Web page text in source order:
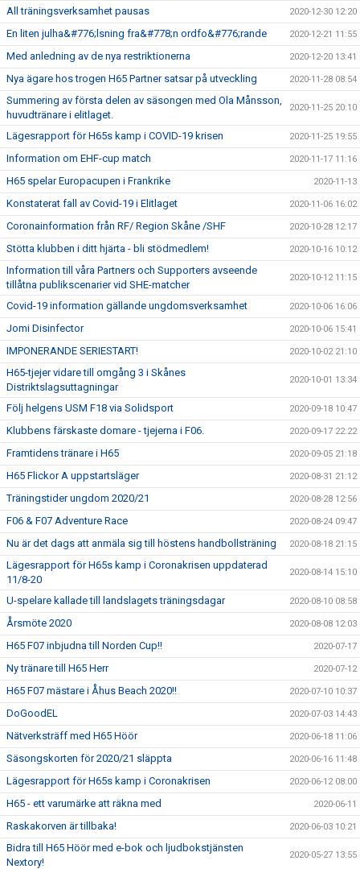
All träningsverksamhet pausas 2020-12-30 12:20
En liten julha&#776;lsning fra&#778;n ordfo&#776;rande 2020-12-21 11:55
Med anledning av de nya restriktionerna 2020-12-20 13:41
Nya ägare hos trogen H65 Partner satsar på utveckling 2020-11-28 08:54
Summering av första delen av säsongen med Ola Månsson,
huvudtränare i elitlaget.
2020-11-25 20:10
Lägesrapport för H65s kamp i COVID-19 krisen 2020-11-25 19:55
Information om EHF-cup match 2020-11-17 11:16
H65 spelar Europacupen i Frankrike 2020-11-13
Konstaterat fall av Covid-19 i Elitlaget 2020-11-06 16:02
Coronainformation från RF/ Region Skåne /SHF 2020-10-28 12:17
Stötta klubben i ditt hjärta - bli stödmedlem! 2020-10-16 10:12
Information till våra Partners och Supporters avseende
tillåtna publikscenarier vid SHE-matcher
2020-10-12 11:15
Covid-19 information gällande ungdomsverksamhet 2020-10-06 16:06
Jomi Disinfector 2020-10-06 15:41
IMPONERANDE SERIESTART! 2020-10-02 21:10
H65-tjejer vidare till omgång 3 i Skånes
Distriktslagsuttagningar
2020-10-01 13:34
Följ helgens USM F18 via Solidsport 2020-09-18 10:47
Klubbens färskaste domare - tjejerna i F06. 2020-09-17 22:22
Framtidens tränare i H65 2020-09-05 21:18
H65 Flickor A uppstartsläger 2020-08-31 21:12
Träningstider ungdom 2020/21 2020-08-28 12:56
F06 & F07 Adventure Race 2020-08-24 09:47
Nu är det dags att anmäla sig till höstens handbollsträning 2020-08-18 21:15
Lägesrapport för H65s kamp i Coronakrisen uppdaterad
11/8-20
2020-08-14 15:10
U-spelare kallade till landslagets träningsdagar 2020-08-10 08:58
Årsmöte 2020 2020-08-08 12:03
H65 F07 inbjudna till Norden Cup!! 2020-07-17
Ny tränare till H65 Herr 2020-07-12
H65 F07 mästare i Åhus Beach 2020!! 2020-07-10 10:37
DoGoodEL 2020-07-03 14:43
Nätverksträff med H65 Höör 2020-06-18 11:06
Säsongskorten för 2020/21 släppta 2020-06-16 11:48
Lägesrapport för H65s kamp i Coronakrisen 2020-06-12 08:00
H65 - ett varumärke att räkna med 2020-06-11
Raskakorven är tillbaka! 2020-06-03 10:21
Bidra till H65 Höör med e-bok och ljudbokstjänsten
Nextory!
2020-05-27 13:55